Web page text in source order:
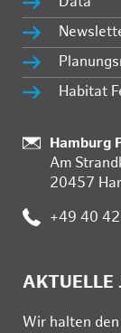
Habitat
:
Hamburg
Am
20457
: +49 40
AKTUELLE
Wir hal­ten